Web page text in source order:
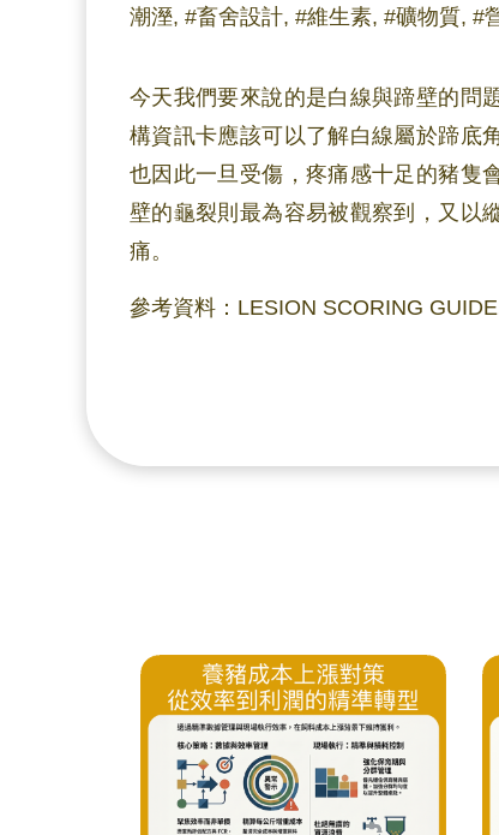
潮溼, #畜舍設計, #維生素, #礦物質, #
今天我們要來說的是白線與蹄壁的問
構資訊卡應該可以了解白線屬於蹄底
也因此一旦受傷，疼痛感十足的豬隻
壁的龜裂則最為容易被觀察到，又以
痛。
參考資料：LESION SCORING